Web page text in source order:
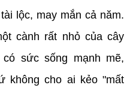
lộc, may mắn cả năm.
cành rất nhỏ của cây
sức sống mạnh mẽ,
không cho ai kẻo "mất